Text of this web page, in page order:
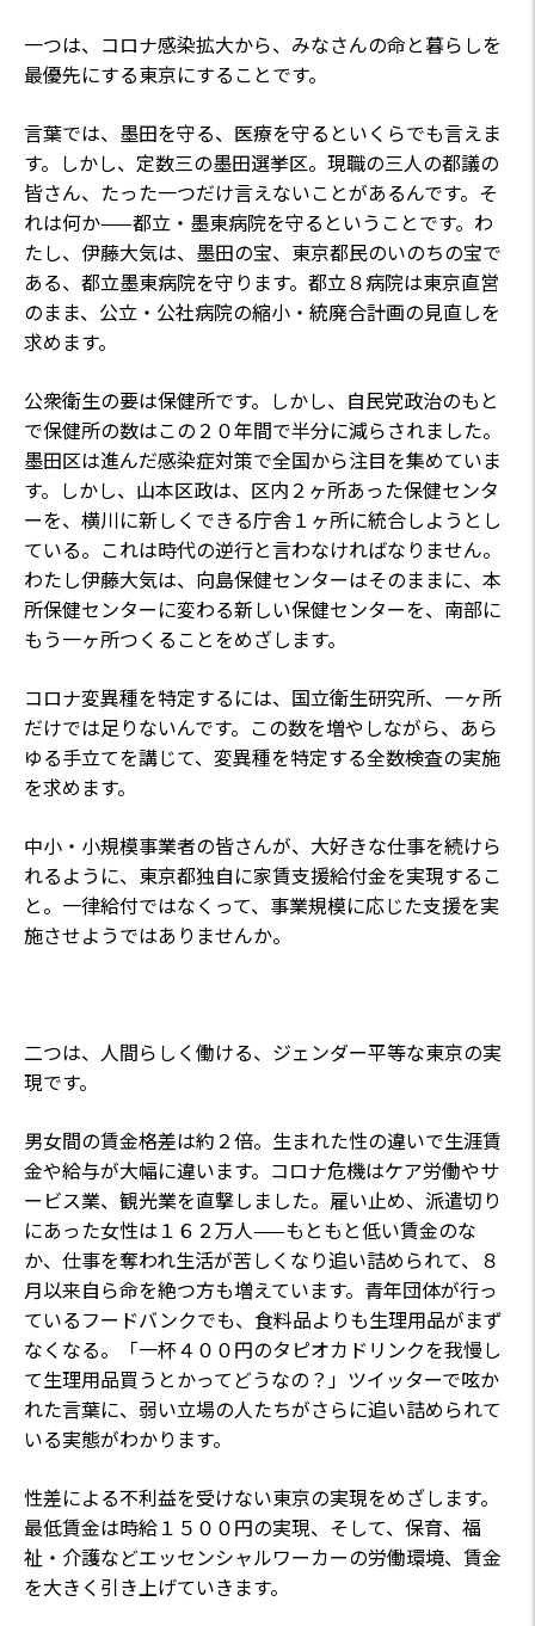
一つは、コロナ感染拡大から、みなさんの命と暮らしを
最優先にする東京にすることです。
言葉では、墨田を守る、医療を守るといくらでも言えま
す。しかし、定数三の墨田選挙区。現職の三人の都議の
皆さん、たった一つだけ言えないことがあるんです。そ
れは何か——都立・墨東病院を守るということです。わ
たし、伊藤大気は、墨田の宝、東京都民のいのちの宝で
ある、都立墨東病院を守ります。都立８病院は東京直営
のまま、公立・公社病院の縮小・統廃合計画の見直しを
求めます。
公衆衛生の要は保健所です。しかし、自民党政治のもと
で保健所の数はこの２０年間で半分に減らされました。
墨田区は進んだ感染症対策で全国から注目を集めていま
す。しかし、山本区政は、区内２ヶ所あった保健センタ
ーを、横川に新しくできる庁舎１ヶ所に統合しようとし
ている。これは時代の逆行と言わなければなりません。
わたし伊藤大気は、向島保健センターはそのままに、本
所保健センターに変わる新しい保健センターを、南部に
もう一ヶ所つくることをめざします。
コロナ変異種を特定するには、国立衛生研究所、一ヶ所
だけでは足りないんです。この数を増やしながら、あら
ゆる手立てを講じて、変異種を特定する全数検査の実施
を求めます。
中小・小規模事業者の皆さんが、大好きな仕事を続けら
れるように、東京都独自に家賃支援給付金を実現するこ
と。一律給付ではなくって、事業規模に応じた支援を実
施させようではありませんか。
二つは、人間らしく働ける、ジェンダー平等な東京の実
現です。
男女間の賃金格差は約２倍。生まれた性の違いで生涯賃
金や給与が大幅に違います。コロナ危機はケア労働やサ
ービス業、観光業を直撃しました。雇い止め、派遣切り
にあった女性は１６２万人——もともと低い賃金のな
か、仕事を奪われ生活が苦しくなり追い詰められて、８
月以来自ら命を絶つ方も増えています。青年団体が行っ
ているフードバンクでも、食料品よりも生理用品がまず
なくなる。「一杯４００円のタピオカドリンクを我慢し
て生理用品買うとかってどうなの？」ツイッターで呟か
れた言葉に、弱い立場の人たちがさらに追い詰められて
いる実態がわかります。
性差による不利益を受けない東京の実現をめざします。
最低賃金は時給１５００円の実現、そして、保育、福
祉・介護などエッセンシャルワーカーの労働環境、賃金
を大きく引き上げていきます。